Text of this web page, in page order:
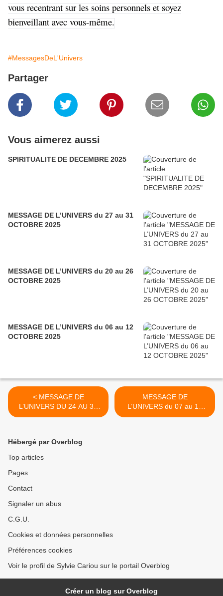
vous recentrant sur les soins personnels et soyez
bienveillant avec vous-même.
#MessagesDeL'Univers
Partager
Vous aimerez aussi
SPIRITUALITE DE DECEMBRE 2025
MESSAGE DE L’UNIVERS du 27 au 31
OCTOBRE 2025
MESSAGE DE L’UNIVERS du 20 au 26
OCTOBRE 2025
MESSAGE DE L’UNIVERS du 06 au 12
OCTOBRE 2025
< MESSAGE DE
L’UNIVERS DU 24 AU 31
JUILLET
MESSAGE DE
L’UNIVERS du 07 au 13
AOUT 2023 >
Hébergé par Overblog
Top articles
Pages
Contact
Signaler un abus
C.G.U.
Cookies et données personnelles
Préférences cookies
Voir le profil de Sylvie Cariou sur le portail Overblog
Créer un blog sur Overblog